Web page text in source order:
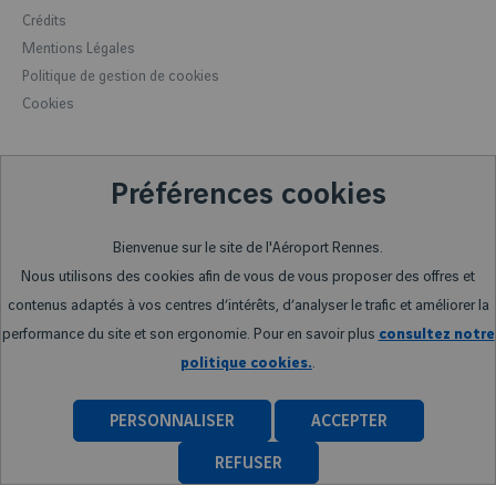
AVIATION D'AFFAIRES _ BUSINESS FLIGHTS
Station Electra
Accueil des groupes
Crédits
Mentions Légales
Politique de gestion de cookies
Cookies
Préférences cookies
Bienvenue sur le site de l'Aéroport Rennes.
Nous utilisons des cookies afin de vous de vous proposer des offres et
contenus adaptés à vos centres d’intérêts, d’analyser le trafic et améliorer la
performance du site et son ergonomie. Pour en savoir plus consultez notre
politique cookies..
PERSONNALISER ACCEPTER
REFUSER